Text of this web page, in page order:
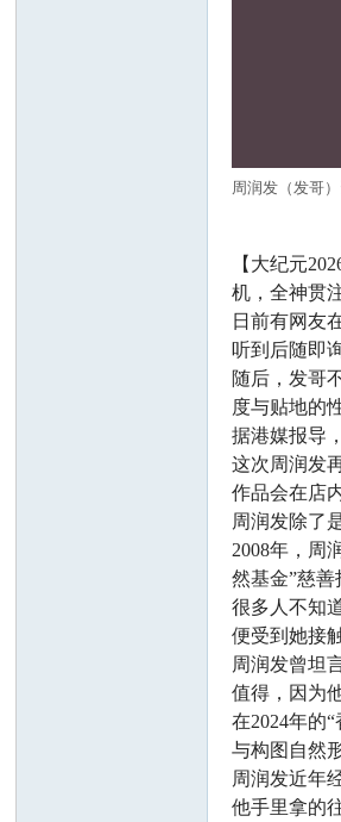
周润发（发哥
【大纪元
机，全神贯
日前有网友
听到后随即
随后，发哥
度与贴地的
据港媒报导
这次周润发
作品会在店
周润发除了
2008年，周
然基金”慈善
很多人不知
便受到她接
周润发曾坦
值得，因为
在2024年的
与构图自然
周润发近年
他手里拿的